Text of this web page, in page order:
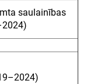
saulainības